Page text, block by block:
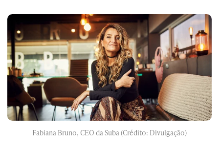
Fabiana Bruno, CEO da Suba (Crédito: Divulgação)